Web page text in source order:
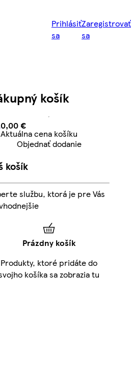
Prihlásiť
sa
Zaregistrovať
sa
košík
0,00 € Aktuálna cena košíku
0,00 €
Aktuálna cena košíku
Objednať dodanie
košík
službu, ktorá je pre Vás
Prázdny košík
Produkty, ktoré pridáte do
košíka sa zobrazia tu